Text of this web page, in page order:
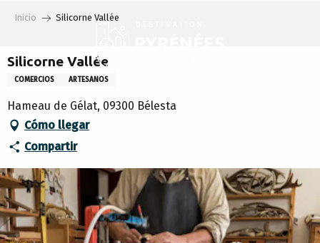
principal
Inicio Silicorne Vallée
Silicorne Vallée
COMERCIOS ARTESANOS
Hameau de Gélat, 09300 Bélesta
Cómo llegar
Compartir